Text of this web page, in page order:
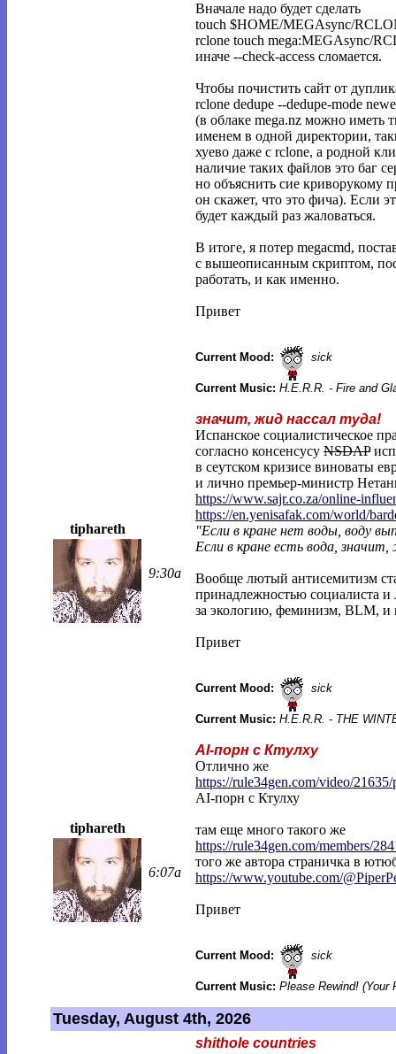
Вначале надо будет сделать
touch $HOME/MEGAsync/
rclone touch mega:MEGAsync/
иначе --check-access сломается.
Чтобы почистить сайт от
rclone dedupe --dedupe-mode
(в облаке mega.nz можно иметь
именем в одной директории,
хуево даже с rclone, а родной
наличие таких файлов это баг
но объяснить сие криворукому
он скажет, что это фича). Если
будет каждый раз жаловаться.
В итоге, я потер megacmd,
с вышеописанным скриптом,
работать, и как именно.
Привет
Current Mood: sick
Current Music: H.E.R.R. - Fire and
tiphareth
9:30a
значит, жид нассал туда!
Испанское социалистическое
согласно консенсусу NSDAP
в сеутском кризисе виноваты
и лично премьер-министр
https://www.sajr.co.za/online-
https://en.yenisafak.com/world/
"Если в кране нет воды, воду
Если в кране есть вода,
Вообще лютый антисемитизм
принадлежностью социалиста и
за экологию, феминизм, BLM, и
Привет
Current Mood: sick
Current Music: H.E.R.R. - THE
tiphareth
6:07a
AI-порн с Ктулху
Отлично же
https://rule34gen.com/video/21635/
AI-порн с Ктулху
там еще много такого же
https://rule34gen.com/members/
того же автора страничка в
https://www.youtube.com/
Привет
Current Mood: sick
Current Music: Please Rewind! (Your
Tuesday, August 4th, 2026
shithole countries